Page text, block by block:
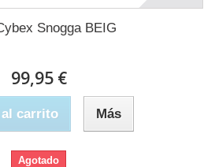
Snogga BEIG
99,95 €
carrito Más
Agotado